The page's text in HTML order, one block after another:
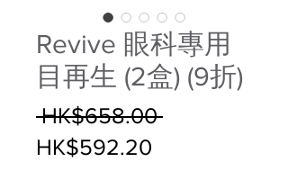
Revive 眼科專用
目再生 (2盒) (9折)
HK$658.00 一
HK$592.20